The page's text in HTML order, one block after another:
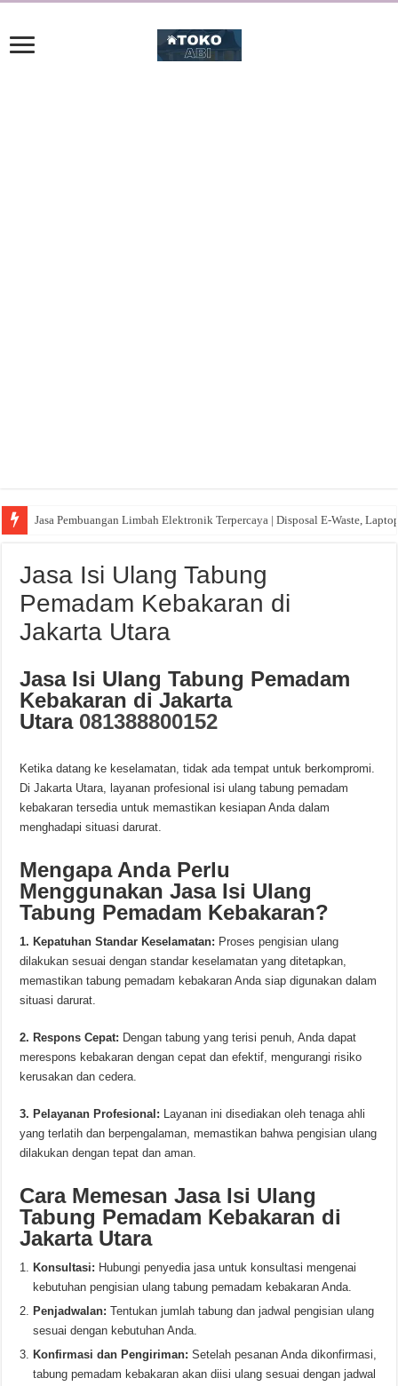
Jasa Pembuangan Limbah Elektronik Terpercaya | Disposal E-Waste,
Jasa Isi Ulang Tabung
Pemadam Kebakaran di
Jakarta Utara
Jasa Isi Ulang Tabung Pemadam
Kebakaran di Jakarta
Utara 081388800152
Ketika datang ke keselamatan, tidak ada tempat untuk berkompromi.
Di Jakarta Utara, layanan profesional isi ulang tabung pemadam
kebakaran tersedia untuk memastikan kesiapan Anda dalam
menghadapi situasi darurat.
Mengapa Anda Perlu
Menggunakan Jasa Isi Ulang
Tabung Pemadam Kebakaran?
1. Kepatuhan Standar Keselamatan: Proses pengisian ulang
dilakukan sesuai dengan standar keselamatan yang ditetapkan,
memastikan tabung pemadam kebakaran Anda siap digunakan dalam
situasi darurat.
2. Respons Cepat: Dengan tabung yang terisi penuh, Anda dapat
merespons kebakaran dengan cepat dan efektif, mengurangi risiko
kerusakan dan cedera.
3. Pelayanan Profesional: Layanan ini disediakan oleh tenaga ahli
yang terlatih dan berpengalaman, memastikan bahwa pengisian ulang
dilakukan dengan tepat dan aman.
Cara Memesan Jasa Isi Ulang
Tabung Pemadam Kebakaran di
Jakarta Utara
Konsultasi: Hubungi penyedia jasa untuk konsultasi mengenai
kebutuhan pengisian ulang tabung pemadam kebakaran Anda.
Penjadwalan: Tentukan jumlah tabung dan jadwal pengisian ulang
sesuai dengan kebutuhan Anda.
Konfirmasi dan Pengiriman: Setelah pesanan Anda dikonfirmasi,
tabung pemadam kebakaran akan diisi ulang sesuai dengan jadwal